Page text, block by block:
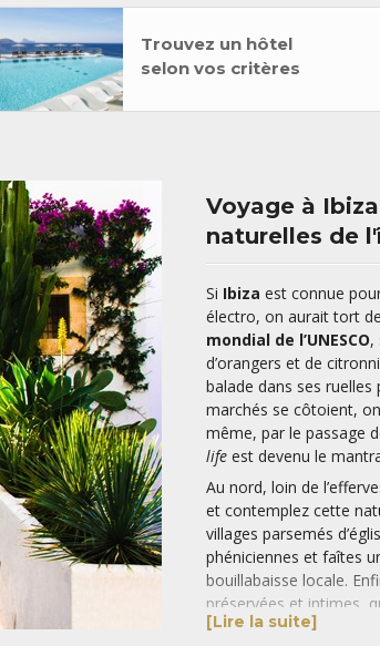
Trouvez un hôtel
selon vos critères
Voyage à
naturelles de
Si Ibiza est connue
électro, on aurait tort
mondial de l’UNESCO,
d’orangers et de
balade dans ses
marchés se côtoient,
même, par le passage
life est devenu le
Au nord, loin de
et contemplez cette
villages parsemés
phéniciennes et faîtes
bouillabaisse locale.
préservées et intimes,
Ibiza regorge de criques
[Lire la suite]